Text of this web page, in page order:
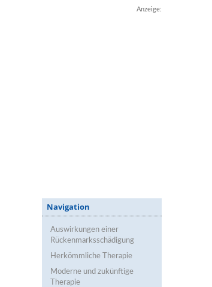
Anzeige:
Navigation
Auswirkungen einer
Rückenmarksschädigung
Herkömmliche Therapie
Moderne und zukünftige
Therapie